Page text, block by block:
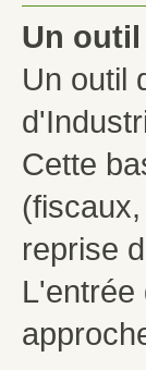
Un
Un outil
Cette
reprise
L'entrée